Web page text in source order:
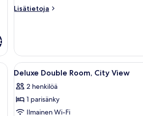
Lisätietoja
Lisätietoja
huone,
kaupunkinäköala
suuri sänky, työpöytä tuolilla, pieni pöytä ja
Avaa
kaikki
huonetyypin
Deluxe
Double
7
Deluxe Double Room, City View
2 henkilöä
1 parisänky
Ilmainen Wi-Fi